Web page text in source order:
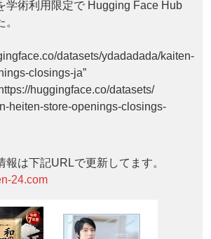
学術利用限定で Hugging Face Hub
datasets/ydadadada/kaiten-
closings-ja”
huggingface.co/datasets/
heiten-store-openings-closings-
報は下記URLで更新してます。
24.com